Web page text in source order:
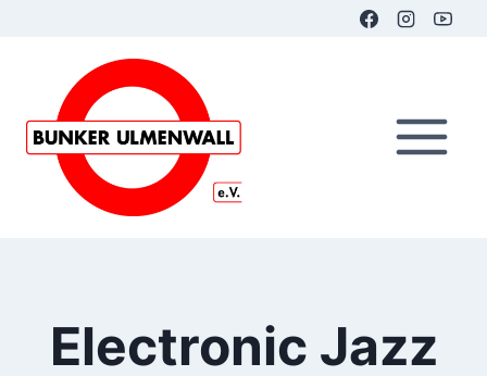
Electronic Jazz